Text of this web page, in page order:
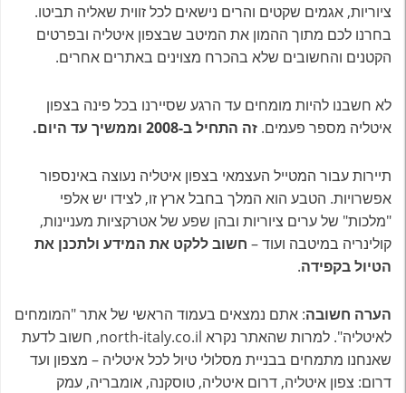
ציוריות, אגמים שקטים והרים נישאים לכל זווית שאליה תביטו.
בחרנו לכם מתוך ההמון את המיטב שבצפון איטליה ובפרטים
הקטנים והחשובים שלא בהכרח מצוינים באתרים אחרים.
לא חשבנו להיות מומחים עד הרגע שסיירנו בכל פינה בצפון
איטליה מספר פעמים. זה התחיל ב-2008 וממשיך עד היום.
תיירות עבור המטייל העצמאי בצפון איטליה נעוצה באינספור
אפשרויות. הטבע הוא המלך בחבל ארץ זו, לצידו יש אלפי
"מלכות" של ערים ציוריות ובהן שפע של אטרקציות מעניינות,
קולינריה במיטבה ועוד – חשוב ללקט את המידע ולתכנן את
הטיול בקפידה.
הערה חשובה: אתם נמצאים בעמוד הראשי של אתר "המומחים
לאיטליה". למרות שהאתר נקרא north-italy.co.il, חשוב לדעת
שאנחנו מתמחים בבניית מסלולי טיול לכל איטליה – מצפון ועד
דרום: צפון איטליה, דרום איטליה, טוסקנה, אומבריה, עמק